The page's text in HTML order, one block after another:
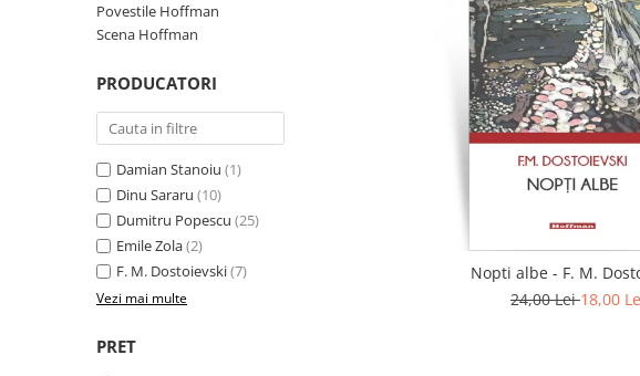
Satira, umor
Contemporana
Non-fictiune
Povestile Hoffman
Scena Hoffman
PRODUCATORI
Damian Stanoiu (1)
Dinu Sararu (10)
Dumitru Popescu (25)
Emile Zola(2)
F. M. Dostoievski(7)
Vezi mai multe
PRET
Nopti albe - F. M.
24,00 Lei18,00